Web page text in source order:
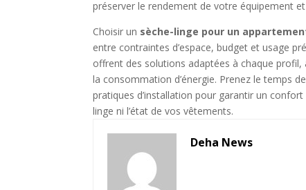
préserver le rendement de votre équipement
Choisir un sèche-linge pour un
entre contraintes d’espace, budget et usage
offrent des solutions adaptées à chaque
la consommation d’énergie. Prenez le temps
pratiques d’installation pour garantir un
linge ni l’état de vos vêtements.
Deha News